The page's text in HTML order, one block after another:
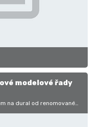
modelové řady
na dural od renomované
novinek, které přichystala